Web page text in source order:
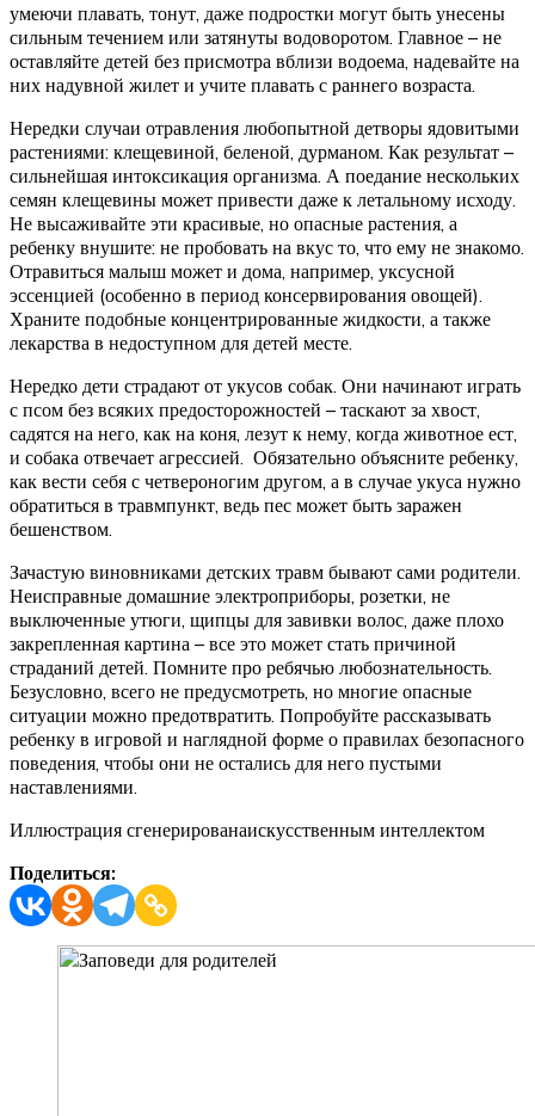
умеючи плавать, тонут, даже подростки могут быть унесены
сильным течением или затянуты водоворотом. Главное – не
оставляйте детей без присмотра вблизи водоема, надевайте на
них надувной жилет и учите плавать с раннего возраста.
Нередки случаи отравления любопытной детворы ядовитыми
растениями: клещевиной, беленой, дурманом. Как результат –
сильнейшая интоксикация организма. А поедание нескольких
семян клещевины может привести даже к летальному исходу.
Не высаживайте эти красивые, но опасные растения, а
ребенку внушите: не пробовать на вкус то, что ему не знакомо.
Отравиться малыш может и дома, например, уксусной
эссенцией (особенно в период консервирования овощей).
Храните подобные концентрированные жидкости, а также
лекарства в недоступном для детей месте.
Нередко дети страдают от укусов собак. Они начинают играть
с псом без всяких предосторожностей – таскают за хвост,
садятся на него, как на коня, лезут к нему, когда животное ест,
и собака отвечает агрессией. Обязательно объясните ребенку,
как вести себя с четвероногим другом, а в случае укуса нужно
обратиться в травмпункт, ведь пес может быть заражен
бешенством.
Зачастую виновниками детских травм бывают сами родители.
Неисправные домашние электроприборы, розетки, не
выключенные утюги, щипцы для завивки волос, даже плохо
закрепленная картина – все это может стать причиной
страданий детей. Помните про ребячью любознательность.
Безусловно, всего не предусмотреть, но многие опасные
ситуации можно предотвратить. Попробуйте рассказывать
ребенку в игровой и наглядной форме о правилах безопасного
поведения, чтобы они не остались для него пустыми
наставлениями.
Иллюстрация сгенерированаискусственным интеллектом
Поделиться: